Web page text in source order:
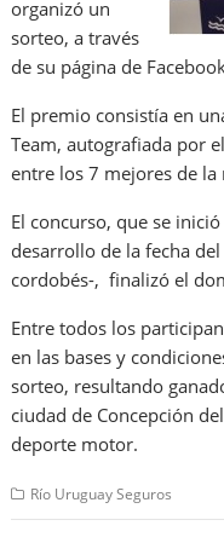
organizó un
sorteo, a través
de su página de
El premio consistía en
Team, autografiada por
entre los 7 mejores de
El concurso, que se
desarrollo de la fecha
cordobés-, finalizó el
Entre todos los
en las bases y
sorteo, resultando
ciudad de Concepción
deporte motor.
Río Uruguay Seguros